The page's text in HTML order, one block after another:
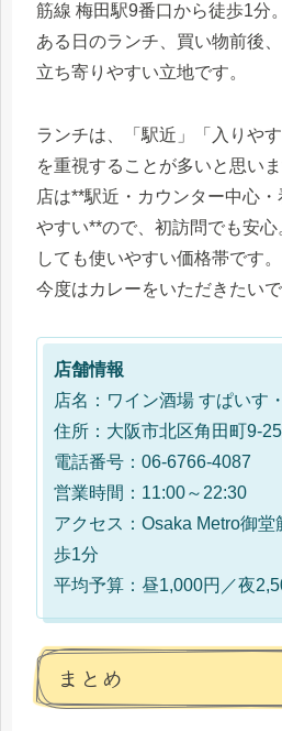
筋線 梅田駅9番口から徒歩1分
ある日のランチ、買い物前後
立ち寄りやすい立地です。
ランチは、「駅近」「入りや
を重視することが多いと思い
店は**駅近・カウンター中心
やすい**ので、初訪問でも安
しても使いやすい価格帯です。
今度はカレーをいただきたいで
店舗情報
店名：ワイン酒場 すぱいす
住所：大阪市北区角田町9-
電話番号：06-6766-4087
営業時間：11:00～22:30
アクセス：Osaka Metro御
歩1分
平均予算：昼1,000円／夜
まとめ